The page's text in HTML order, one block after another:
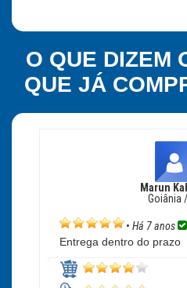
O QUE DIZEM
QUE JÁ
Marun
Goiânia
• Há 7 anos
Entrega dentro do prazo